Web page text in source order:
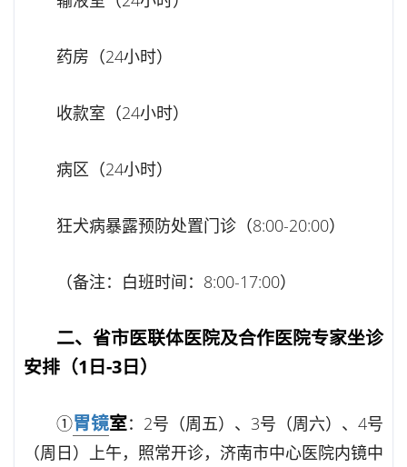
药房（24小时）
收款室（24小时）
病区（24小时）
狂犬病暴露预防处置门诊（8:00-20:00）
（备注：白班时间：8:00-17:00）
二、省市医联体医院及合作医院专家坐诊
安排（1日-3日）
①胃镜室：2号（周五）、3号（周六）、4号
（周日）上午，照常开诊，济南市中心医院内镜中